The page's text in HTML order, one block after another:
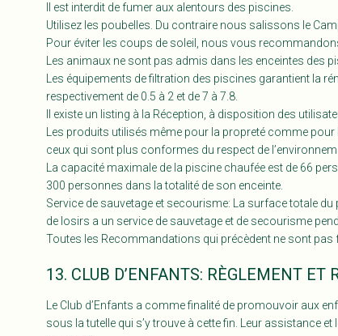
Il est interdit de fumer aux alentours des piscines.
Utilisez les poubelles. Du contraire nous salissons le
Pour éviter les coups de soleil, nous vous
Les animaux ne sont pas admis dans les enceintes des
Les équipements de filtration des piscines garantient la
respectivement de 0.5 à 2 et de 7 à 7.8.
Il existe un listing à la Réception, à disposition des
Les produits utilisés même pour la propreté comme
ceux qui sont plus conformes du respect de
La capacité maximale de la piscine chaufée est de 66
300 personnes dans la totalité de son enceinte.
Service de sauvetage et secourisme: La surface totale
de losirs a un service de sauvetage et de secourisme
Toutes les Recommandations qui précèdent ne sont pas
13. CLUB D’ENFANTS: RÈGLEMENT ET
Le Club d’Enfants a comme finalité de promouvoir aux
sous la tutelle qui s’y trouve à cette fin. Leur assistance